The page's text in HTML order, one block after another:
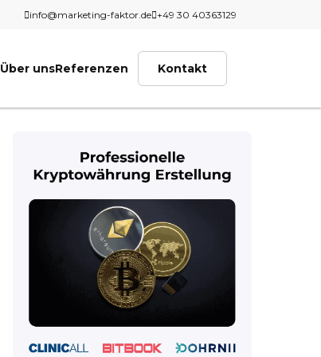
info@marketing-faktor.de +49 30 40363129
Über unsReferenzen Kontakt